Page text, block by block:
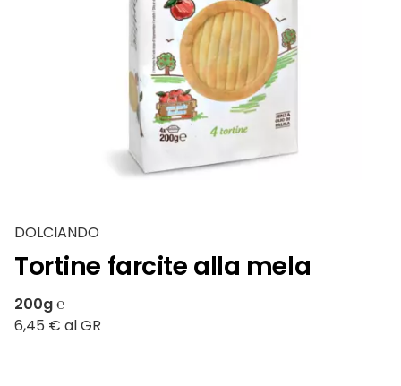
DOLCIANDO
Tortine farcite alla mela
200g ℮
6,45 € al GR